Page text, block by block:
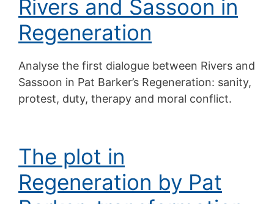
Rivers and Sassoon in
Regeneration
Analyse the first dialogue between Rivers and
Sassoon in Pat Barker’s Regeneration: sanity,
protest, duty, therapy and moral conflict.
The plot in
Regeneration by Pat